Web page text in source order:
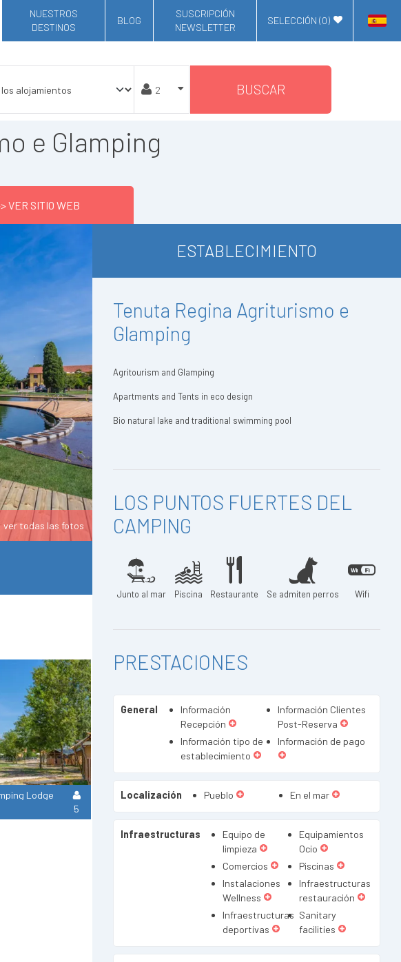
NUESTROS
DESTINOS
BLOG
SUSCRIPCIÓN
NEWSLETTER
SELECCIÓN (0)
BUSCAR
e Glamping
VER SITIO WEB
ver todas las fotos
Lodge
5
ESTABLECIMIENTO
Tenuta Regina Agriturismo e
Glamping
Agritourism and Glamping
Apartments and Tents in eco design
Bio natural lake and traditional swimming pool
LOS PUNTOS FUERTES DEL
CAMPING
Junto al mar Piscina Restaurante Se admiten perros Wifi
PRESTACIONES
General
Información
Recepción
Información Clientes
Post-Reserva
Información tipo de
establecimiento
Información de pago
Localización Pueblo En el mar
Infraestructuras
Equipo de
limpieza
Equipamientos
Ocio
Comercios
Piscinas
Instalaciones
Wellness
Infraestructuras
restauración
Infraestructuras
deportivas
Sanitary
facilities